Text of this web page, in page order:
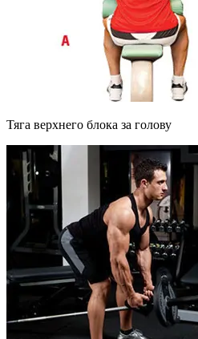
Тяга верхнего блока за голову